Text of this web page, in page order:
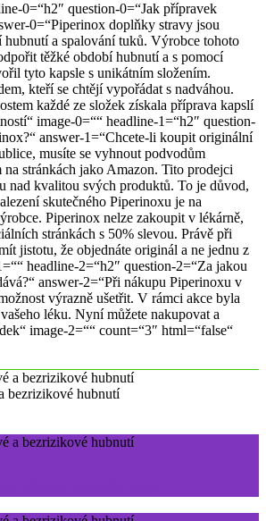
0=“h2″ question-0=“Jak přípravek
0=“Piperinox doplňky stravy jsou
hubnutí a spalování tuků. Výrobce tohoto
těžké období hubnutí a s pomocí
tyto kapsle s unikátním složením.
kteří se chtějí vypořádat s nadváhou.
každé ze složek získala příprava kapslí
image-0=““ headline-1=“h2″ question-
answer-1=“Chcete-li koupit originální
musíte se vyhnout podvodům
stránkách jako Amazon. Tito prodejci
nad kvalitou svých produktů. To je důvod,
skutečného Piperinoxu je na
Piperinox nelze zakoupit v lékárně,
stránkách s 50% slevou. Právě při
jistotu, že objednáte originál a ne jednu z
headline-2=“h2″ question-2=“Za jakou
answer-2=“Při nákupu Piperinoxu v
výrazně ušetřit. V rámci akce byla
léku. Nyní můžete nakupovat a
image-2=““ count=“3″ html=“false“
bezrizikové hubnutí